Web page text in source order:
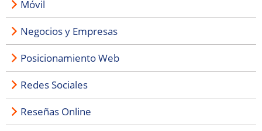
Móvil
Negocios y Empresas
Posicionamiento Web
Redes Sociales
Reseñas Online